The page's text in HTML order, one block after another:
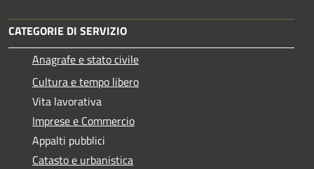
CATEGORIE DI SERVIZIO
Anagrafe e stato civile
Cultura e tempo libero
Vita lavorativa
Imprese e Commercio
Appalti pubblici
Catasto e urbanistica